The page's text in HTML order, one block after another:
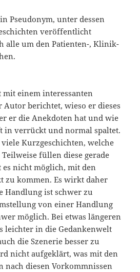
Pseudonym, unter dessen
veröffentlicht
alle um den Patienten-, Klinik-
einem interessanten
berichtet, wieso er dieses
er die Anekdoten hat und wie
in verrückt und normal spaltet.
Kurzgeschichten, welche
füllen diese gerade
es nicht möglich, mit den
zu kommen. Es wirkt daher
Handlung ist schwer zu
von einer Handlung
möglich. Bei etwas längeren
leichter in die Gedankenwelt
die Szenerie besser zu
nicht aufgeklärt, was mit den
nach diesen Vorkommnissen